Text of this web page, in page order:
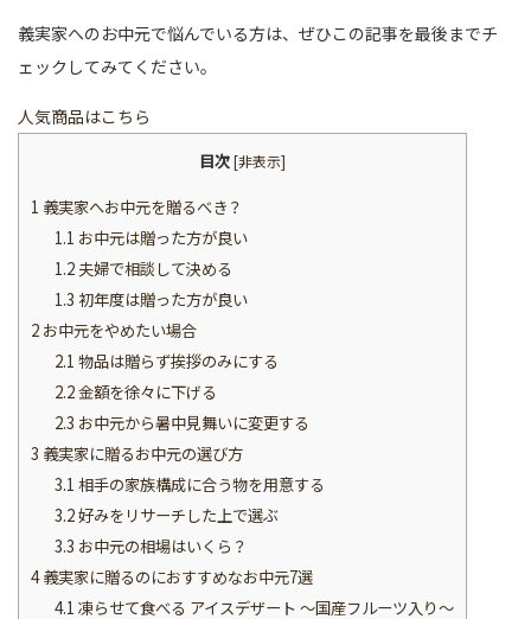
義実家へのお中元で悩んでいる方は、ぜひこの記事を最後までチ
ェックしてみてください。
人気商品はこちら
目次[非表示]
1 義実家へお中元を贈るべき？
1.1 お中元は贈った方が良い
1.2夫婦で相談して決める
1.3 初年度は贈った方が良い
2 お中元をやめたい場合
2.1 物品は贈らず挨拶のみにする
2.2金額を徐々に下げる
2.3 お中元から暑中見舞いに変更する
3 義実家に贈るお中元の選び方
3.1 相手の家族構成に合う物を用意する
3.2好みをリサーチした上で選ぶ
3.3 お中元の相場はいくら？
4義実家に贈るのにおすすめなお中元7選
4.1 凍らせて食べる アイスデザート 〜国産フルーツ入り〜